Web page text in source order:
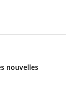
nouvelles